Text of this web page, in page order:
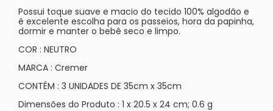
Possui toque suave e macio do tecido 100% algodão e
é excelente escolha para os passeios, hora da papinha,
dormir e manter o bebê seco e limpo.
COR : NEUTRO
MARCA : Cremer
CONTÉM : 3 UNIDADES DE 35cm x 35cm
Dimensões do Produto : ‎1 x 20.5 x 24 cm; 0.6 g